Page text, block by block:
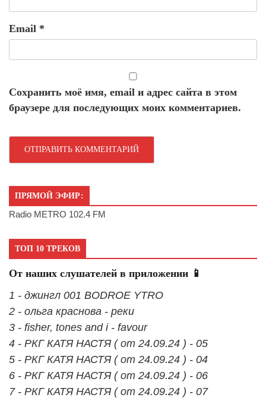
Email *
Сохранить моё имя, email и адрес сайта в этом
браузере для последующих моих комментариев.
ПРЯМОЙ ЭФИР:
Radio METRO 102.4 FM
ТОП 10 ТРЕКОВ
От наших слушателей в приложении 📱
1 - джингл 001 BODROE YTRO
2 - ольга краснова - реки
3 - fisher, tones and i - favour
4 - РКГ КАТЯ НАСТЯ ( от 24.09.24 ) - 05
5 - РКГ КАТЯ НАСТЯ ( от 24.09.24 ) - 04
6 - РКГ КАТЯ НАСТЯ ( от 24.09.24 ) - 06
7 - РКГ КАТЯ НАСТЯ ( от 24.09.24 ) - 07